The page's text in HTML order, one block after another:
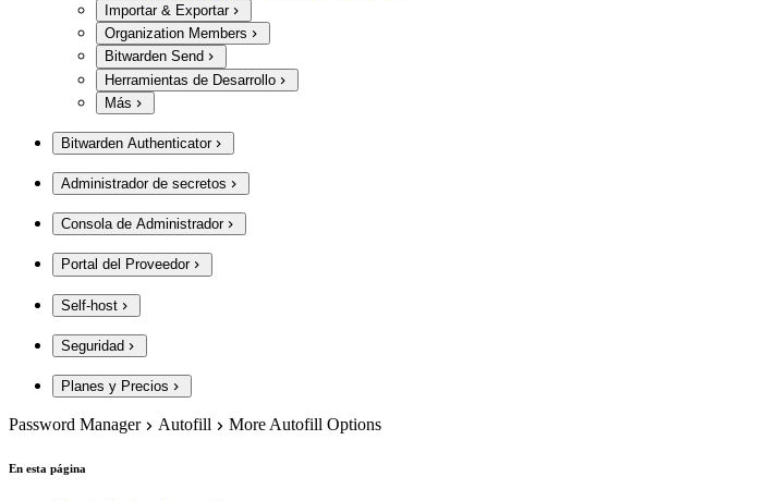
Importar & Exportar
Organization Members
Bitwarden Send
Herramientas de Desarrollo
Más
Bitwarden Authenticator
Administrador de secretos
Consola de Administrador
Portal del Proveedor
Self-host
Seguridad
Planes y Precios
Password Manager Autofill More Autofill Options
En esta página